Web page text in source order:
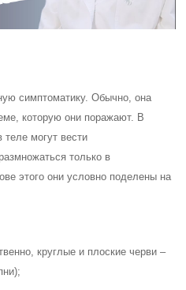
симптоматику. Обычно, она
которую они поражают. В
теле могут вести
только в
этого они условно поделены на
круглые и плоские черви –